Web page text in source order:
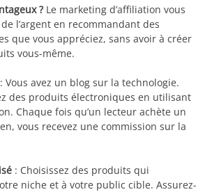
?Le marketing d’affiliation vous
l’argent en recommandant des
que vous appréciez, sans avoir à créer
vous-même.
: Vous avez un blog sur la technologie.
des produits électroniques en utilisant
Chaque fois qu’un lecteur achète un
vous recevez une commission sur la
: Choisissez des produits qui
niche et à votre public cible. Assurez-